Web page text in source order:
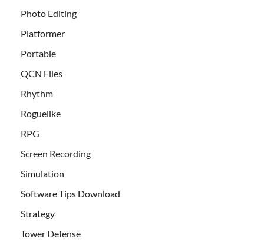
Photo Editing
Platformer
Portable
QCN Files
Rhythm
Roguelike
RPG
Screen Recording
Simulation
Software Tips Download
Strategy
Tower Defense